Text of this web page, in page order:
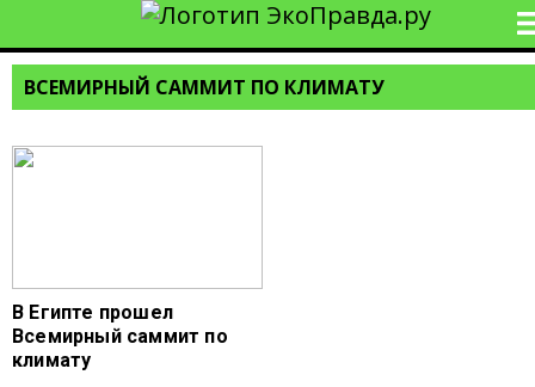
ВСЕМИРНЫЙ САММИТ ПО КЛИМАТУ
В Египте прошел
Всемирный саммит по
климату